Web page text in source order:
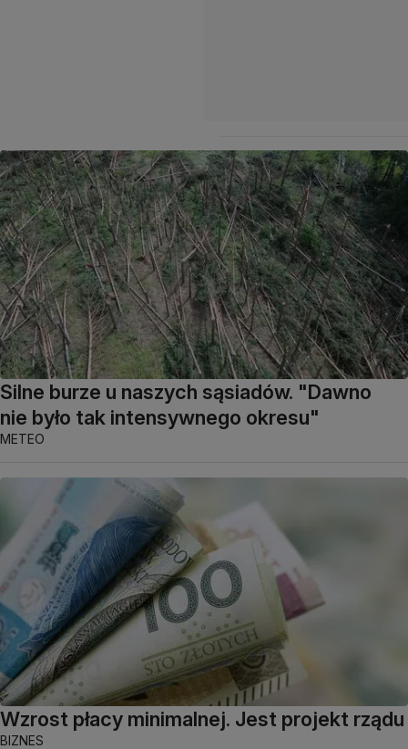
Silne burze u naszych sąsiadów. "Dawno
nie było tak intensywnego okresu"
METEO
Wzrost płacy minimalnej. Jest projekt rządu
BIZNES